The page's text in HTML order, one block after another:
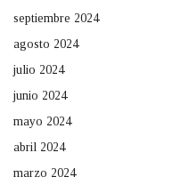
septiembre 2024
agosto 2024
julio 2024
junio 2024
mayo 2024
abril 2024
marzo 2024